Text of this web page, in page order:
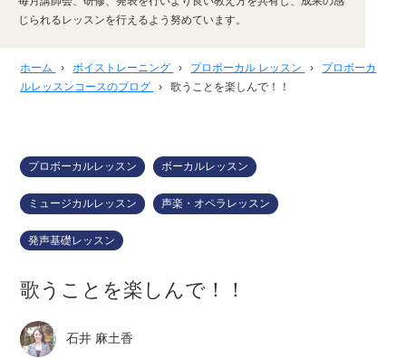
じられるレッスンを行えるよう努めています。
ホーム › ボイストレーニング › プロボーカル レッスン ›
プロボーカ
ルレッスンコースのブログ
› 歌うことを楽しんで！！
プロボーカルレッスン ボーカルレッスン
ミュージカルレッスン 声楽・オペラレッスン
発声基礎レッスン
歌うことを楽しんで！！
石井 麻土香